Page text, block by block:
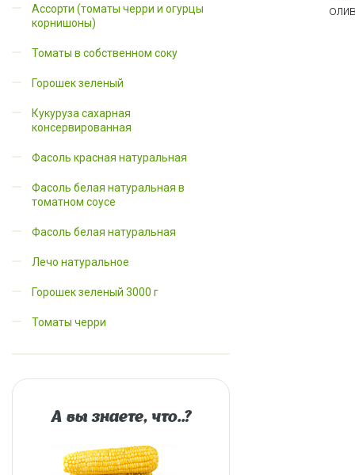
Ассорти (томаты черри и огурцы
корнишоны)
Томаты в собственном соку
Горошек зеленый
Кукуруза сахарная
консервированная
Фасоль красная натуральная
Фасоль белая натуральная в
томатном соусе
Фасоль белая натуральная
Лечо натуральное
Горошек зеленый 3000 г
Томаты черри
А вы знаете, что..?